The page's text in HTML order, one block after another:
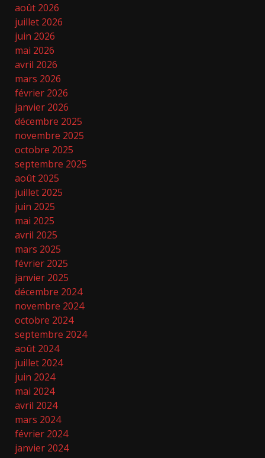
août 2026
juillet 2026
juin 2026
mai 2026
avril 2026
mars 2026
février 2026
janvier 2026
décembre 2025
novembre 2025
octobre 2025
septembre 2025
août 2025
juillet 2025
juin 2025
mai 2025
avril 2025
mars 2025
février 2025
janvier 2025
décembre 2024
novembre 2024
octobre 2024
septembre 2024
août 2024
juillet 2024
juin 2024
mai 2024
avril 2024
mars 2024
février 2024
janvier 2024